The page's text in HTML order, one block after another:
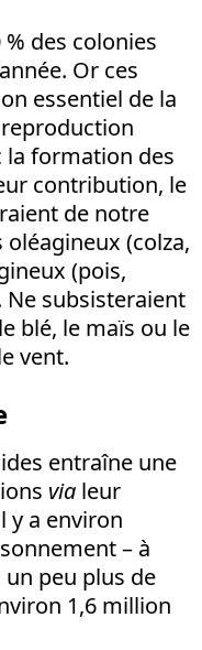
des colonies
Or ces
essentiel de la
la formation des
contribution, le
de notre
(colza,
(pois,
Ne subsisteraient
blé, le maïs ou le
vent.
entraîne une
via leur
y a environ
– à
un peu plus de
1,6 million